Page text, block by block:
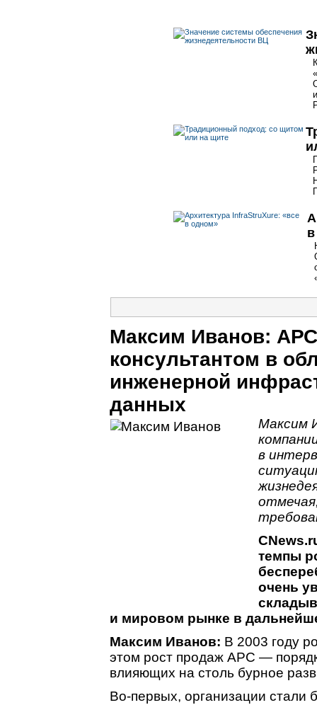
Максим Иванов: АРС
консультантом в
инженерной
данных
Максим
в
темпы
очень
и мировом рынке в
Максим Иванов: В 2003 году
этом рост продаж APC —
влияющих на столь бурное
Во-первых, организации стали